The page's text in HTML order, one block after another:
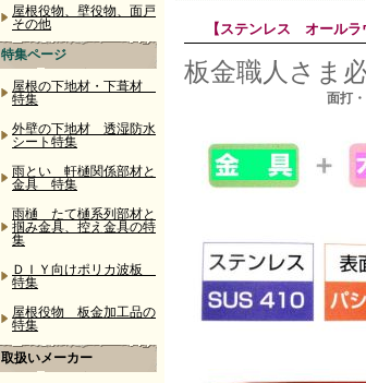
屋根役物、壁役物、面戸
その他
特集ページ
屋根の下地材・下葺材
特集
外壁の下地材 透湿防水
シート特集
雨とい 軒樋関係部材と
金具 特集
雨樋 たて樋系列部材と
掴み金具、控え金具の特
集
ＤＩＹ向けポリカ波板
特集
屋根役物 板金加工品の
特集
取扱いメーカー
【ステンレス オール
板金職人さま
面打